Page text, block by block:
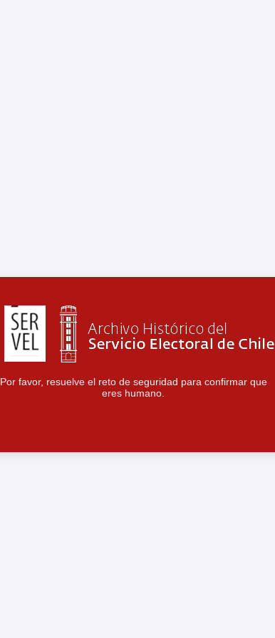
Por favor, resuelve el reto de seguridad para confirmar que
eres humano.